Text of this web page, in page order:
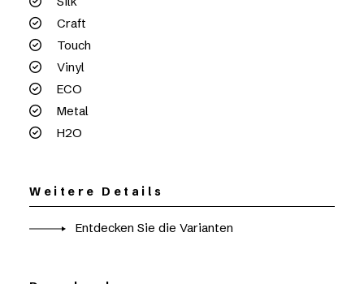
Craft
Touch
Vinyl
ECO
Metal
H2O
Weitere Details
Entdecken Sie die Varianten